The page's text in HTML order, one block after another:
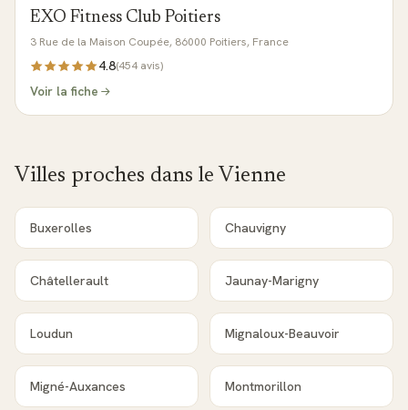
EXO Fitness Club Poitiers
3 Rue de la Maison Coupée, 86000 Poitiers, France
4.8(454avis)
Voir la fiche
Villes proches dans le Vienne
Buxerolles Chauvigny
Châtellerault Jaunay-Marigny
Loudun Mignaloux-Beauvoir
Migné-Auxances Montmorillon